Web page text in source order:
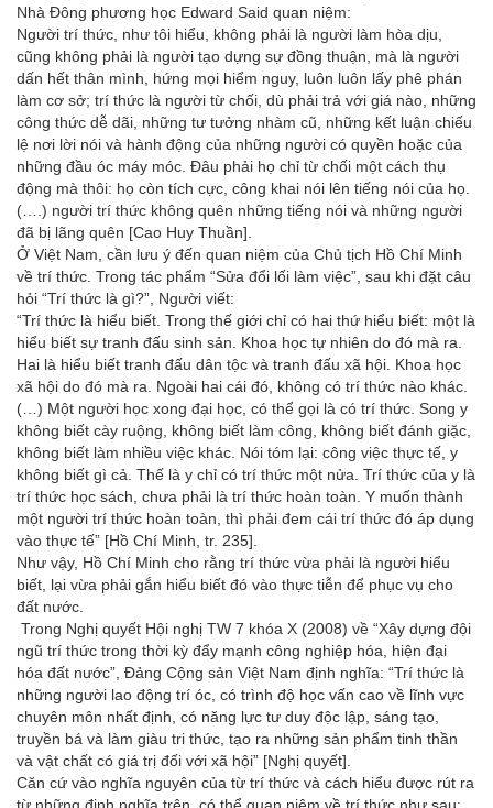
Nhà Đông phương học Edward Said quan niệm:
Người trí thức, như tôi hiểu, không phải là người làm hòa dịu,
cũng không phải là người tạo dựng sự đồng thuận, mà là người
dấn hết thân mình, hứng mọi hiểm nguy, luôn luôn lấy phê phán
làm cơ sở; trí thức là người từ chối, dù phải trả với giá nào, những
công thức dễ dãi, những tư tưởng nhàm cũ, những kết luận chiếu
lệ nơi lời nói và hành động của những người có quyền hoặc của
những đầu óc máy móc. Đâu phải họ chỉ từ chối một cách thụ
động mà thôi: họ còn tích cực, công khai nói lên tiếng nói của họ.
(….) người trí thức không quên những tiếng nói và những người
đã bị lãng quên [Cao Huy Thuần].
Ở Việt Nam, cần lưu ý đến quan niệm của Chủ tịch Hồ Chí Minh
về trí thức. Trong tác phẩm “Sửa đổi lối làm việc”, sau khi đặt câu
hỏi “Trí thức là gì?”, Người viết:
“Trí thức là hiểu biết. Trong thế giới chỉ có hai thứ hiểu biết: một là
hiểu biết sự tranh đấu sinh sản. Khoa học tự nhiên do đó mà ra.
Hai là hiểu biết tranh đấu dân tộc và tranh đấu xã hội. Khoa học
xã hội do đó mà ra. Ngoài hai cái đó, không có trí thức nào khác.
(…) Một người học xong đại học, có thể gọi là có trí thức. Song y
không biết cày ruộng, không biết làm công, không biết đánh giặc,
không biết làm nhiều việc khác. Nói tóm lại: công việc thực tế, y
không biết gì cả. Thế là y chỉ có trí thức một nửa. Trí thức của y là
trí thức học sách, chưa phải là trí thức hoàn toàn. Y muốn thành
một người trí thức hoàn toàn, thì phải đem cái trí thức đó áp dụng
vào thực tế” [Hồ Chí Minh, tr. 235].
Như vậy, Hồ Chí Minh cho rằng trí thức vừa phải là người hiểu
biết, lại vừa phải gắn hiểu biết đó vào thực tiễn để phục vụ cho
đất nước.
Trong Nghị quyết Hội nghị TW 7 khóa X (2008) về “Xây dựng đội
ngũ trí thức trong thời kỳ đẩy mạnh công nghiệp hóa, hiện đại
hóa đất nước”, Đảng Cộng sản Việt Nam định nghĩa: “Trí thức là
những người lao động trí óc, có trình độ học vấn cao về lĩnh vực
chuyên môn nhất định, có năng lực tư duy độc lập, sáng tạo,
truyền bá và làm giàu tri thức, tạo ra những sản phẩm tinh thần
và vật chất có giá trị đối với xã hội” [Nghị quyết].
Căn cứ vào nghĩa nguyên của từ trí thức và cách hiểu được rút ra
từ những định nghĩa trên, có thể quan niệm về trí thức như sau: